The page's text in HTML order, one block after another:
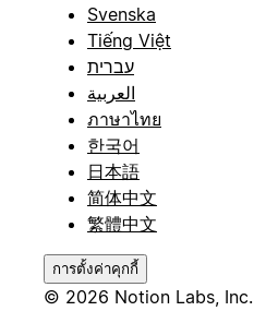
Svenska
Tiếng Việt
עברית
العربية
ภาษาไทย
한국어
日本語
简体中文
繁體中文
การตั้งค่าคุกกี้
© 2026 Notion Labs, Inc.